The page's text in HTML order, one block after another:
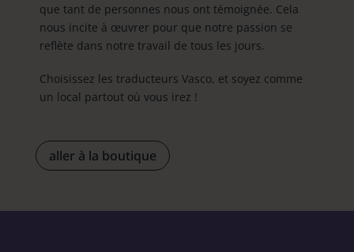
que tant de personnes nous ont témoignée. Cela
nous incite à œuvrer pour que notre passion se
reflète dans notre travail de tous les jours.
Choisissez les traducteurs Vasco, et soyez comme
un local partout où vous irez !
aller à la boutique